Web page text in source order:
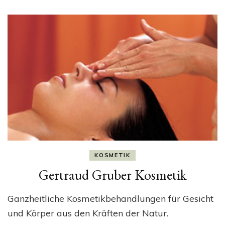
KOSMETIK
Gertraud Gruber Kosmetik
Ganzheitliche Kosmetikbehandlungen für Gesicht
und Körper aus den Kräften der Natur.